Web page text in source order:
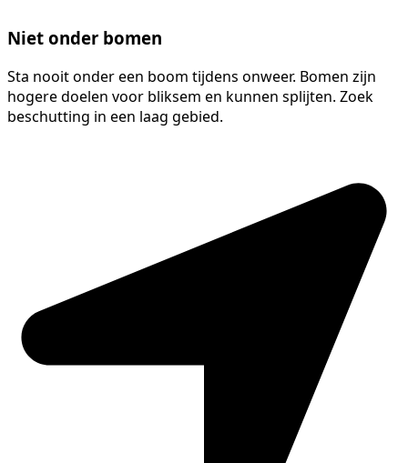
Niet onder bomen
Sta nooit onder een boom tijdens onweer. Bomen zijn
hogere doelen voor bliksem en kunnen splijten. Zoek
beschutting in een laag gebied.